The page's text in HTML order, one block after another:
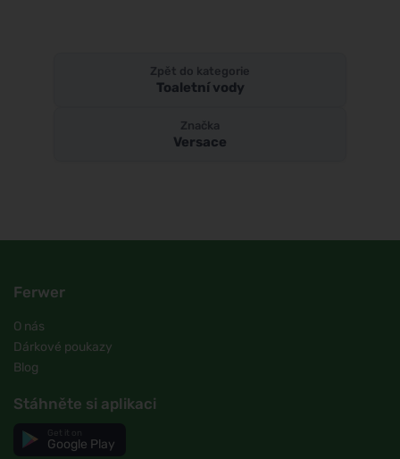
Zpět do kategorie
Toaletní vody
Značka
Versace
Ferwer
O nás
Dárkové poukazy
Blog
Stáhněte si aplikaci
Google Play